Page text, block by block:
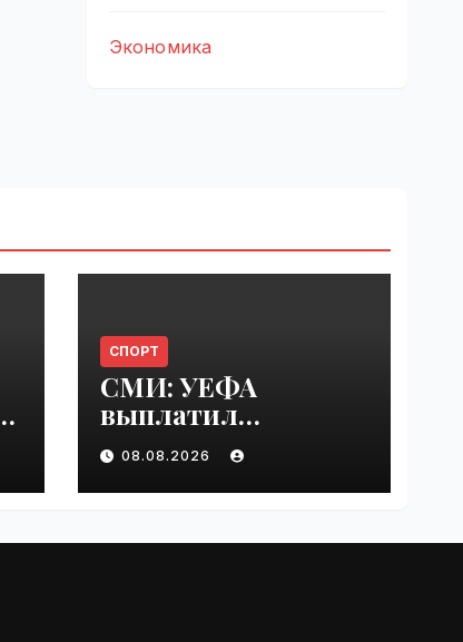
Экономика
СПОРТ
СМИ: УЕФА
выплатил
шестизначную
сумму любовнице
Инфантино |
08.08.2026